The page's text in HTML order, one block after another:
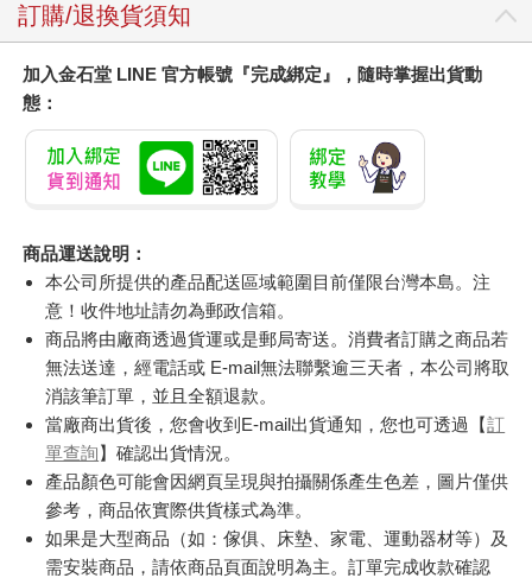
訂購/退換貨須知
加入金石堂 LINE 官方帳號『完成綁定』，隨時掌握出貨動
態：
商品運送說明：
本公司所提供的產品配送區域範圍目前僅限台灣本島。注
意！收件地址請勿為郵政信箱。
商品將由廠商透過貨運或是郵局寄送。消費者訂購之商品若
無法送達，經電話或 E-mail無法聯繫逾三天者，本公司將取
消該筆訂單，並且全額退款。
當廠商出貨後，您會收到E-mail出貨通知，您也可透過【訂
單查詢】確認出貨情況。
產品顏色可能會因網頁呈現與拍攝關係產生色差，圖片僅供
參考，商品依實際供貨樣式為準。
如果是大型商品（如：傢俱、床墊、家電、運動器材等）及
需安裝商品，請依商品頁面說明為主。訂單完成收款確認